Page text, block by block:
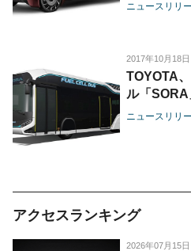
ニュースリリ
2017年10月18日
TOYOTA
ル「
ニュースリリ
アクセスランキング
2026年07月15日